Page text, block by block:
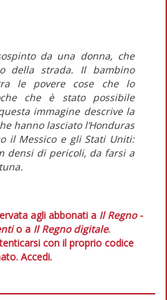
da una donna, che
della strada. Il bambino
le povere cose che lo
che è stato possibile
immagine descrive la
hanno lasciato l’Honduras
il Messico e gli Stati Uniti:
densi di pericoli, da farsi a
agli abbonati a Il Regno -
o a Il Regno digitale.
con il proprio codice
Accedi.